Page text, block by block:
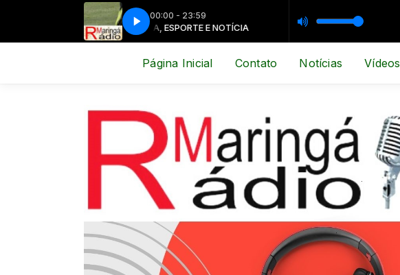
00:00 - 23:59
MÚSICA, ESPORTE E NOTÍCIA MÚSICA, ESPORTE E NOTÍCIA
Página Inicial Contato Notícias Vídeos